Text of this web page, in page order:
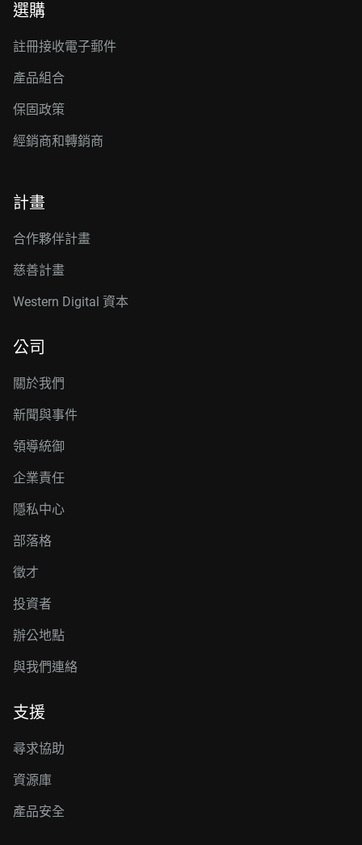
選購
註冊接收電子郵件
產品組合
保固政策
經銷商和轉銷商
計畫
合作夥伴計畫
慈善計畫
Western Digital 資本
公司
關於我們
新聞與事件
領導統御
企業責任
隱私中心
部落格
徵才
投資者
辦公地點
與我們連絡
支援
尋求協助
資源庫
產品安全